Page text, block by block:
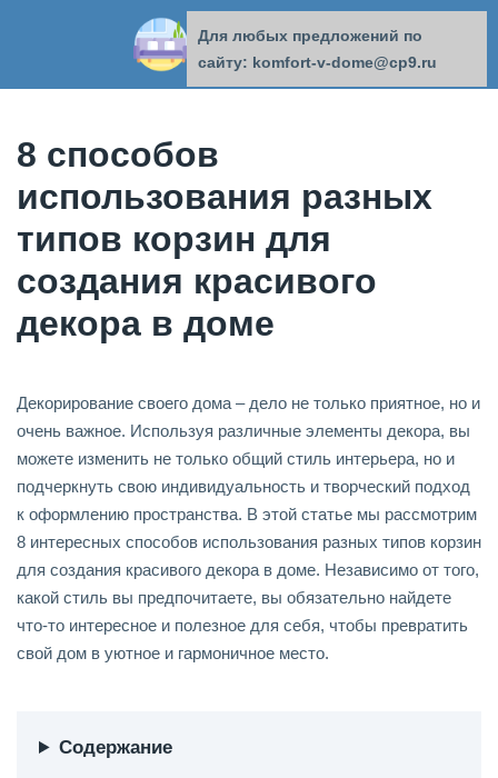
КОМФОРТ В ДОМЕ
8 способов
использования разных
типов корзин для
создания красивого
декора в доме
Декорирование своего дома – дело не только приятное, но и
очень важное. Используя различные элементы декора, вы
можете изменить не только общий стиль интерьера, но и
подчеркнуть свою индивидуальность и творческий подход
к оформлению пространства. В этой статье мы рассмотрим
8 интересных способов использования разных типов корзин
для создания красивого декора в доме. Независимо от того,
какой стиль вы предпочитаете, вы обязательно найдете
что-то интересное и полезное для себя, чтобы превратить
свой дом в уютное и гармоничное место.
Содержание
Для любых предложений по
сайту: komfort-v-dome@cp9.ru